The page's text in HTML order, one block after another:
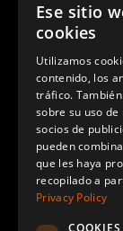
Ese sitio
cookies
Utilizamos
contenido, los
tráfico.
sobre su uso
socios de
pueden
que les haya
recopilado a
Privacy Policy